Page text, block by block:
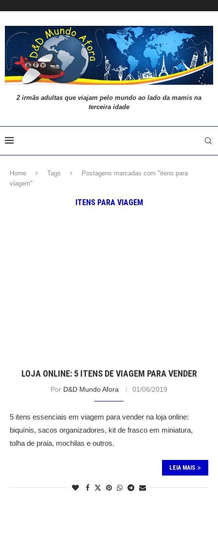
2 irmãs adultas que viajam pelo mundo ao lado da mamis na
terceira idade
Home Tags
Postagens marcadas com "itens para
viagem"
ITENS PARA VIAGEM
LOJA ONLINE: 5 ITENS DE VIAGEM PARA VENDER
Por D&D Mundo Afora 01/06/2019
5 itens essenciais em viagem para vender na loja online:
biquínis, sacos organizadores, kit de frasco em miniatura,
tolha de praia, mochilas e outros.
LEIA MAIS